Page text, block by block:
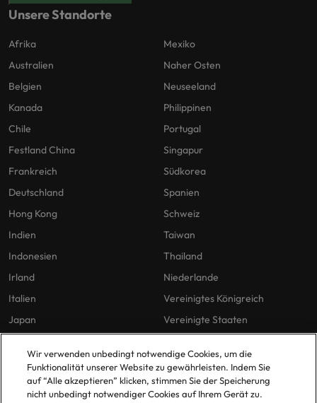
Unsere Standorte
Afrika
Australien
Belgien
Kanada
Chile
Festland China
Frankreich
Deutschland
Hong Kong
Indien
Indonesien
Irland
Italien
Japan
Mexiko
Naher Osten
Neuseeland
Philippinen
Portugal
Singapur
Südkorea
Spanien
Schweiz
Taiwan
Thailand
Niederlande
Vereinigtes Königreich
Vereinigte Staaten
Unsere Richtlinien Büros
Wir verwenden unbedingt notwendige Cookies, um die
Funktionalität unserer Website zu gewährleisten. Indem Sie
auf “Alle akzeptieren” klicken, stimmen Sie der Speicherung
nicht unbedingt notwendiger Cookies auf Ihrem Gerät zu.